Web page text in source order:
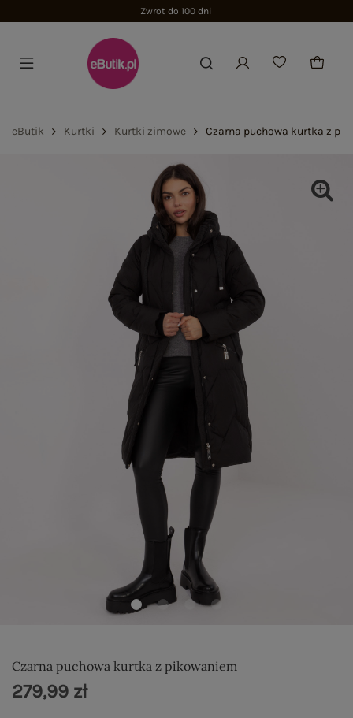
Zwrot do 100 dni
eButik Kurtki Kurtki zimowe Czarna puchowa kurtka z
Czarna puchowa kurtka z pikowaniem
279,99 zł